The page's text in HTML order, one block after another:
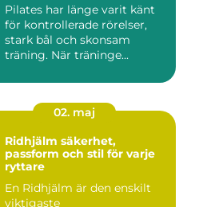
Pilates har länge varit känt
för kontrollerade rörelser,
stark bål och skonsam
träning. När träninge...
02. maj
Ridhjälm säkerhet,
passform och stil för varje
ryttare
En Ridhjälm är den enskilt
viktigaste